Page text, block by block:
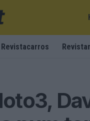
Revistacarros